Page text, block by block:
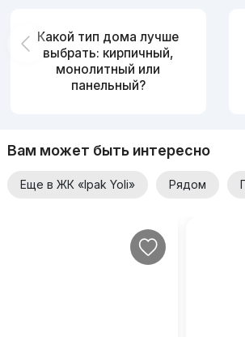
Какой тип дома лучше
выбрать: кирпичный,
монолитный или
панельный?
Вам может быть интересно
Еще в ЖК «Ipak Yoli» Рядом